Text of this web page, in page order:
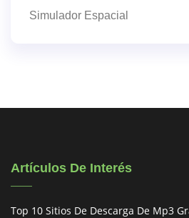
Simulador Espacial
Artículos De Interés
Top 10 Sitios De Descarga De Mp3